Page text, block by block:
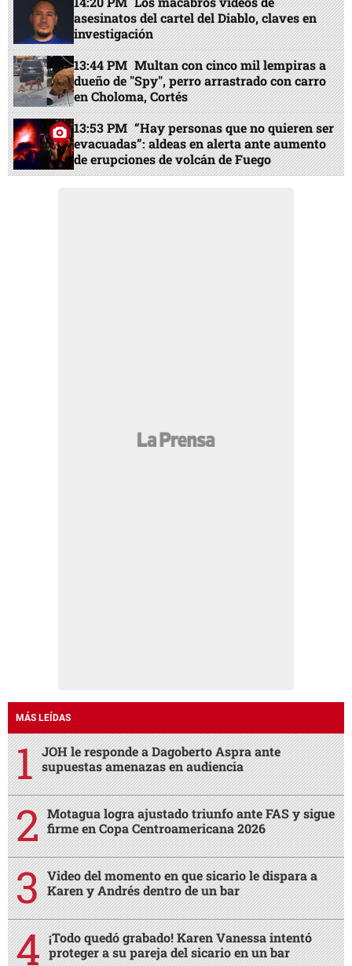
asesinatos del cartel del Diablo, claves en
investigación
13:44 PM Multan con cinco mil lempiras a
dueño de "Spy", perro arrastrado con carro
en Choloma, Cortés
13:53 PM “Hay personas que no quieren ser
evacuadas”: aldeas en alerta ante aumento
de erupciones de volcán de Fuego
MÁS LEÍDAS
JOH le responde a Dagoberto Aspra ante
supuestas amenazas en audiencia
Motagua logra ajustado triunfo ante FAS y sigue
firme en Copa Centroamericana 2026
Video del momento en que sicario le dispara a
Karen y Andrés dentro de un bar
¡Todo quedó grabado! Karen Vanessa intentó
proteger a su pareja del sicario en un bar